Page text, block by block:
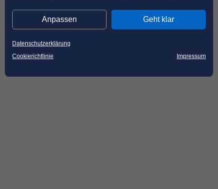
Anpassen Geht klar
Datenschutzerklärung
Cookierichtlinie
Impressum